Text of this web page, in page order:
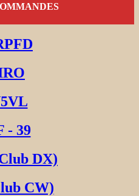
- 39
DX)
CW)